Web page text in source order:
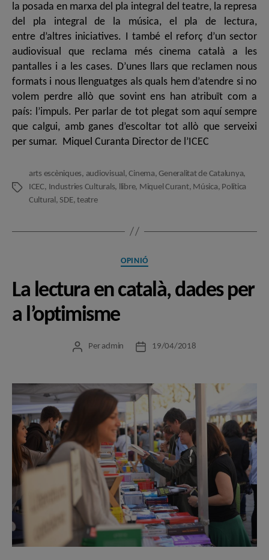
la posada en marxa del pla integral del teatre, la represa
del pla integral de la música, el pla de lectura,
entre d’altres iniciatives. I també el reforç d’un sector
audiovisual que reclama més cinema català a les
pantalles i a les cases. D’unes llars que reclamen nous
formats i nous llenguatges als quals hem d’atendre si no
volem perdre allò que sovint ens han atribuït com a
país: l’impuls. Per parlar de tot plegat som aquí sempre
que calgui, amb ganes d’escoltar tot allò que serveixi
per sumar. Miquel Curanta Director de l’ICEC
Etiquetes
arts escèniques, audiovisual ,Cinema,Generalitat de Catalunya,
ICEC, Industries Culturals, llibre, Miquel Curant, Música, Política
Cultural , SDE,teatre
Categories
OPINIÓ
La lectura en català, dades per
a l’optimisme
Autor
Per admin
Data19/04/2018